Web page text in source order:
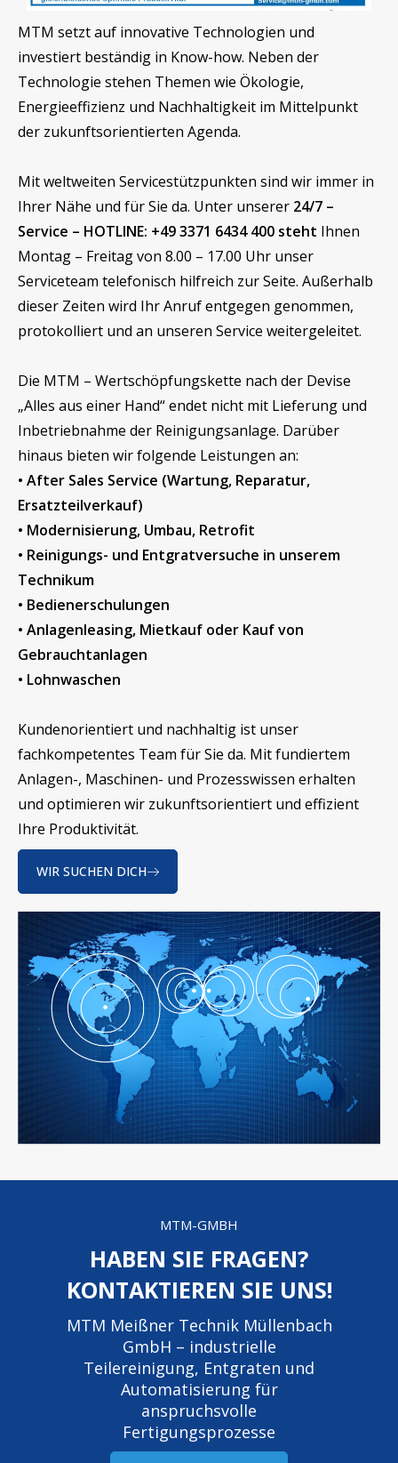
MTM setzt auf innovative Technologien und
investiert beständig in Know-how. Neben der
Technologie stehen Themen wie Ökologie,
Energieeffizienz und Nachhaltigkeit im Mittelpunkt
der zukunftsorientierten Agenda.
Mit weltweiten Servicestützpunkten sind wir immer in
Ihrer Nähe und für Sie da. Unter unserer 24/7 –
Service – HOTLINE: +49 3371 6434 400 steht Ihnen
Montag – Freitag von 8.00 – 17.00 Uhr unser
Serviceteam telefonisch hilfreich zur Seite. Außerhalb
dieser Zeiten wird Ihr Anruf entgegen genommen,
protokolliert und an unseren Service weitergeleitet.
Die MTM – Wertschöpfungskette nach der Devise
„Alles aus einer Hand“ endet nicht mit Lieferung und
Inbetriebnahme der Reinigungsanlage. Darüber
hinaus bieten wir folgende Leistungen an:
• After Sales Service (Wartung, Reparatur,
Ersatzteilverkauf)
• Modernisierung, Umbau, Retrofit
• Reinigungs- und Entgratversuche in unserem
Technikum
• Bedienerschulungen
• Anlagenleasing, Mietkauf oder Kauf von
Gebrauchtanlagen
• Lohnwaschen
Kundenorientiert und nachhaltig ist unser
fachkompetentes Team für Sie da. Mit fundiertem
Anlagen-, Maschinen- und Prozesswissen erhalten
und optimieren wir zukunftsorientiert und effizient
Ihre Produktivität.
WIR SUCHEN DICH
MTM-GMBH
HABEN SIE FRAGEN?
KONTAKTIEREN SIE UNS!
MTM Meißner Technik Müllenbach
GmbH – industrielle
Teilereinigung, Entgraten und
Automatisierung für
anspruchsvolle
Fertigungsprozesse